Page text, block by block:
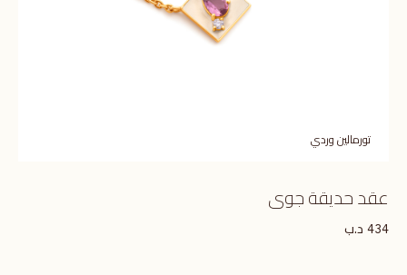
تورمالين وردي
عقد حديقة جوى
434 د.ب